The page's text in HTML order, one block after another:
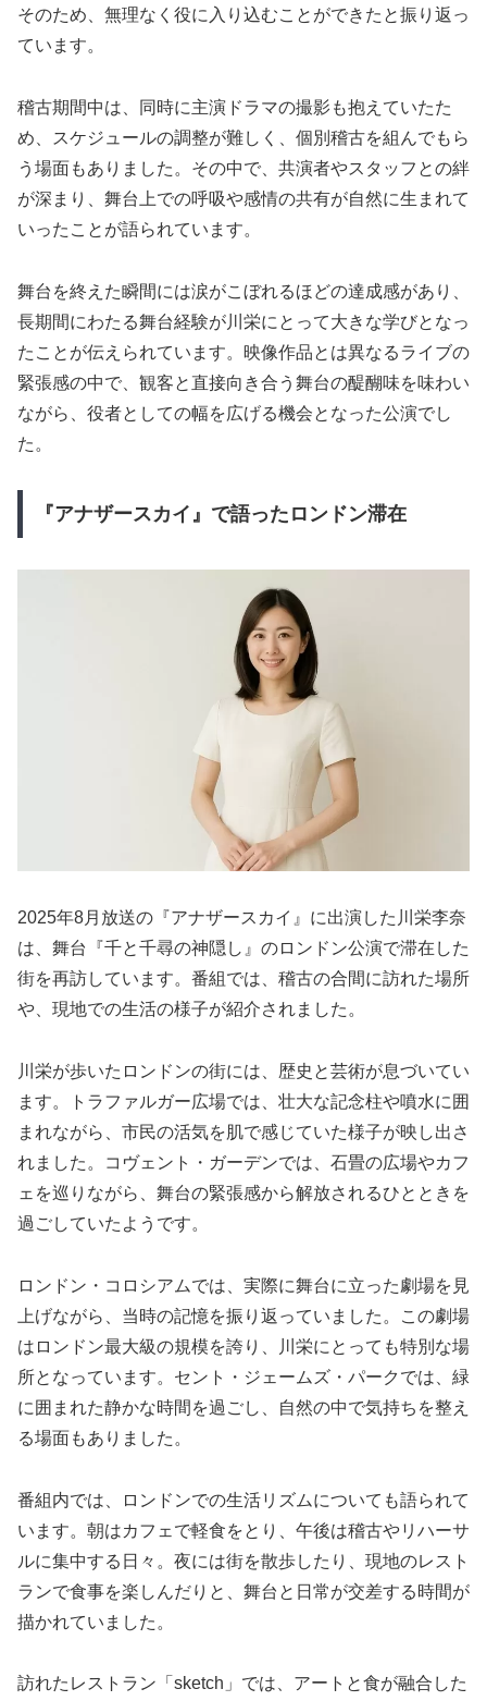
そのため、無理なく役に入り込むことができたと振り返っ
ています。
稽古期間中は、同時に主演ドラマの撮影も抱えていたた
め、スケジュールの調整が難しく、個別稽古を組んでもら
う場面もありました。その中で、共演者やスタッフとの絆
が深まり、舞台上での呼吸や感情の共有が自然に生まれて
いったことが語られています。
舞台を終えた瞬間には涙がこぼれるほどの達成感があり、
長期間にわたる舞台経験が川栄にとって大きな学びとなっ
たことが伝えられています。映像作品とは異なるライブの
緊張感の中で、観客と直接向き合う舞台の醍醐味を味わい
ながら、役者としての幅を広げる機会となった公演でし
た。
『アナザースカイ』で語ったロンドン滞在
2025年8月放送の『アナザースカイ』に出演した川栄李奈
は、舞台『千と千尋の神隠し』のロンドン公演で滞在した
街を再訪しています。番組では、稽古の合間に訪れた場所
や、現地での生活の様子が紹介されました。
川栄が歩いたロンドンの街には、歴史と芸術が息づいてい
ます。トラファルガー広場では、壮大な記念柱や噴水に囲
まれながら、市民の活気を肌で感じていた様子が映し出さ
れました。コヴェント・ガーデンでは、石畳の広場やカフ
ェを巡りながら、舞台の緊張感から解放されるひとときを
過ごしていたようです。
ロンドン・コロシアムでは、実際に舞台に立った劇場を見
上げながら、当時の記憶を振り返っていました。この劇場
はロンドン最大級の規模を誇り、川栄にとっても特別な場
所となっています。セント・ジェームズ・パークでは、緑
に囲まれた静かな時間を過ごし、自然の中で気持ちを整え
る場面もありました。
番組内では、ロンドンでの生活リズムについても語られて
います。朝はカフェで軽食をとり、午後は稽古やリハーサ
ルに集中する日々。夜には街を散歩したり、現地のレスト
ランで食事を楽しんだりと、舞台と日常が交差する時間が
描かれていました。
訪れたレストラン「sketch」では、アートと食が融合した